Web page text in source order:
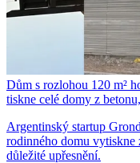
Dům s rozlohou 120 m²
tiskne celé domy z
Argentinský startup
rodinného domu vytiskne
důležité upřesnění.